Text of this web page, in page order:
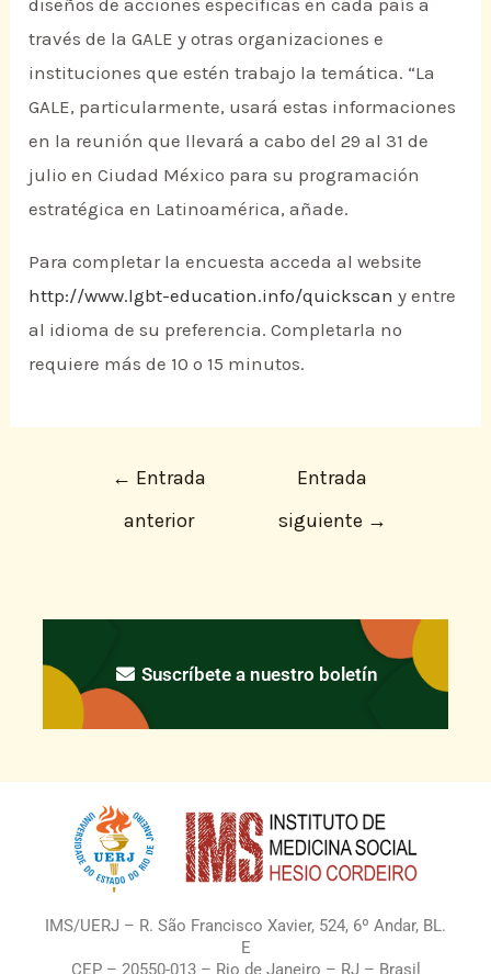
diseños de acciones específicas en cada país a
través de la GALE y otras organizaciones e
instituciones que estén trabajo la temática. “La
GALE, particularmente, usará estas informaciones
en la reunión que llevará a cabo del 29 al 31 de
julio en Ciudad México para su programación
estratégica en Latinoamérica, añade.
Para completar la encuesta acceda al website
http://www.lgbt-education.info/quickscan y entre
al idioma de su preferencia. Completarla no
requiere más de 10 o 15 minutos.
← Entrada
anterior
Entrada
siguiente →
Suscríbete a nuestro boletín
IMS/UERJ – R. São Francisco Xavier, 524, 6º Andar, BL.
E
CEP – 20550-013 – Rio de Janeiro – RJ – Brasil